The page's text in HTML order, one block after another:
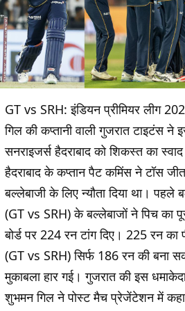
GT vs SRH: इंडियन प्रीमियर लीग
गिल की कप्तानी वाली गुजरात टाइटंस ने
सनराइजर्स हैदराबाद को शिकस्त का
हैदराबाद के कप्तान पैट कमिंस ने टॉस
बल्लेबाजी के लिए न्यौता दिया था। पहले
(GT vs SRH) के बल्लेबाजों ने पिच का
बोर्ड पर 224 रन टांग दिए। 225 रन का
(GT vs SRH) सिर्फ 186 रन की बना
मुकाबला हार गई। गुजरात की इस
शुभमन गिल ने पोस्ट मैच प्रेजेंटेशन में